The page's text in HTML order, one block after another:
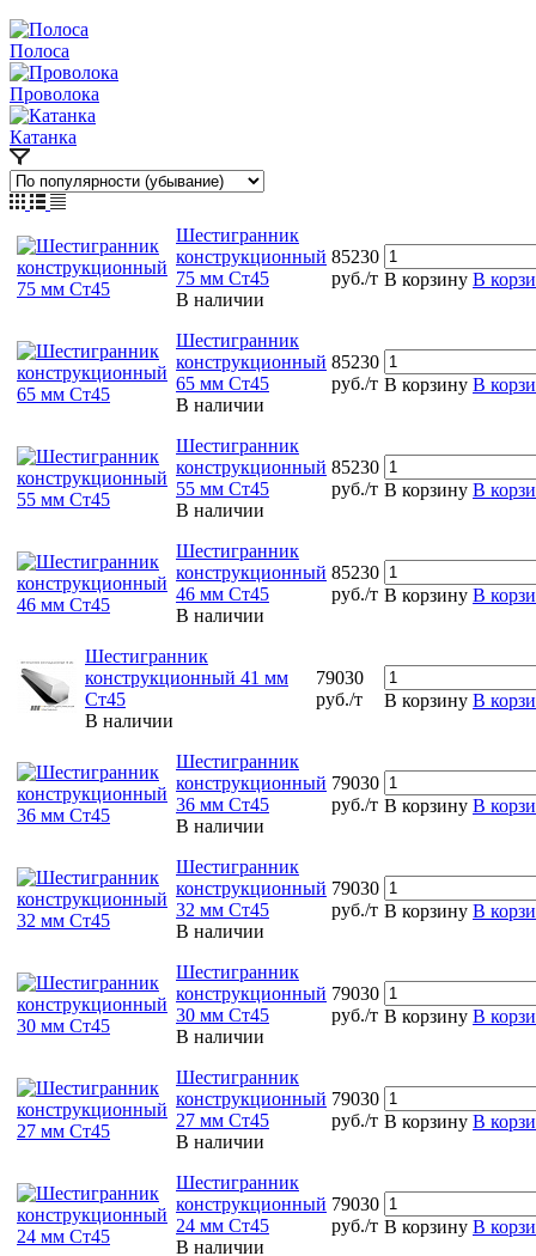
Полоса
Проволока
Катанка
Шестигранник
конструкционный
75 мм Ст45
В наличии
85230
руб./т В корзину В
Шестигранник
конструкционный
65 мм Ст45
В наличии
85230
руб./т В корзину В
Шестигранник
конструкционный
55 мм Ст45
В наличии
85230
руб./т В корзину В
Шестигранник
конструкционный
46 мм Ст45
В наличии
85230
руб./т В корзину В
Шестигранник
конструкционный 41 мм
Ст45
В наличии
79030
руб./т
В корзину В
Шестигранник
конструкционный
36 мм Ст45
В наличии
79030
руб./т В корзину В
Шестигранник
конструкционный
32 мм Ст45
В наличии
79030
руб./т В корзину В
Шестигранник
конструкционный
30 мм Ст45
В наличии
79030
руб./т В корзину В
Шестигранник
конструкционный
27 мм Ст45
В наличии
79030
руб./т В корзину В
Шестигранник
конструкционный
24 мм Ст45
В наличии
79030
руб./т В корзину В